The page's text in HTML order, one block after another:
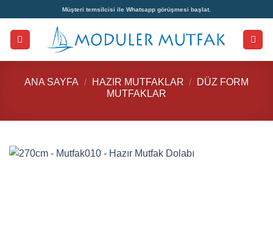
Müşteri temsilcisi ile Whatsapp görüşmesi başlat.
ANA SAYFA / HAZIR MUTFAKLAR /
DÜZ FORM
MUTFAKLAR